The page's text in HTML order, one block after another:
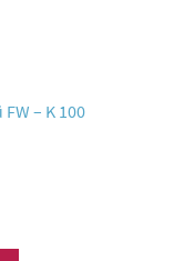
– K 100